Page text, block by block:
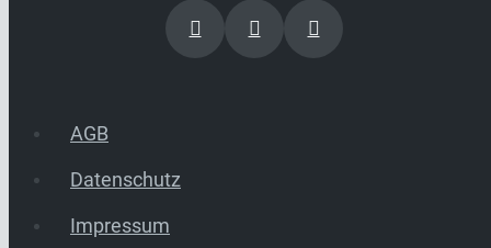
AGB
Datenschutz
Impressum